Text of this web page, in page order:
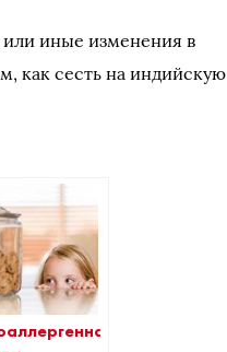
иные изменения в
как сесть на индийскую